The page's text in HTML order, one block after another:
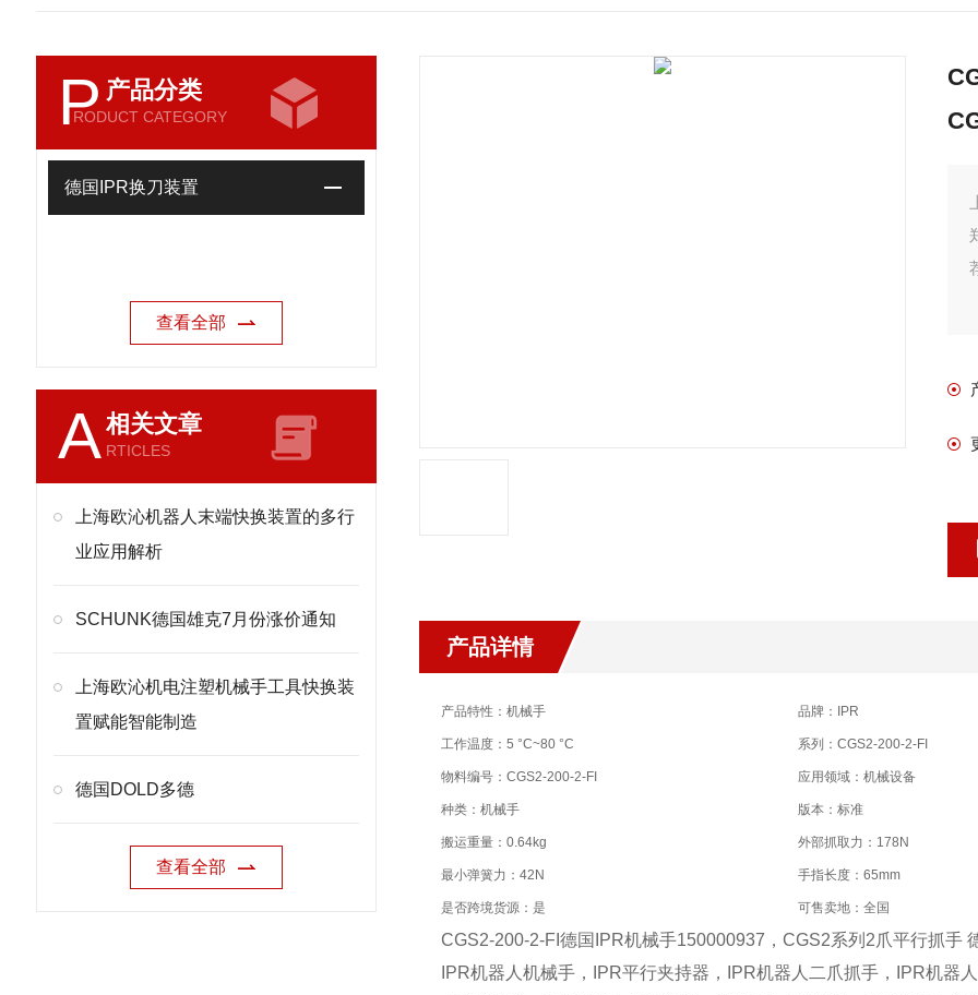
P 产品分类
RODUCT CATEGORY
德国IPR换刀装置
查看全部
A相关文章
RTICLES
上海欧沁机器人末端快换装置的多行
业应用解析
SCHUNK德国雄克7月份涨价通知
上海欧沁机电注塑机械手工具快换装
置赋能智能制造
德国DOLD多德
查看全部
产品详情
产品特性：机械手 品牌：IPR
工作温度：5 °C~80 °C 系列：CGS2-200-2-FI
物料编号：CGS2-200-2-FI 应用领域：机械设备
种类：机械手 版本：标准
搬运重量：0.64kg 外部抓取力：178N
最小弹簧力：42N 手指长度：65mm
是否跨境货源：是 可售卖地：全国
CGS2-200-2-FI德国IPR机械手150000937，CGS2系列2爪平行抓手
IPR机器人机械手，IPR平行夹持器，IPR机器人二爪抓手，IPR机器